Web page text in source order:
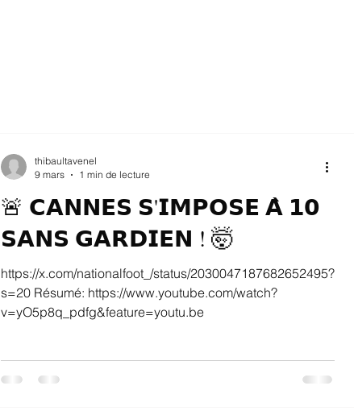
🚨 𝗖𝗔𝗡𝗡𝗘𝗦 𝗦'𝗜𝗠𝗣𝗢𝗦𝗘 𝗔̀ 𝟭𝟬
𝗦𝗔𝗡𝗦 𝗚𝗔𝗥𝗗𝗜𝗘𝗡 ! 🤯
https://x.com/nationalfoot_/status/2030047187682652495?
s=20 Résumé: https://www.youtube.com/watch?
v=yO5p8q_pdfg&feature=youtu.be
thibaultavenel
9 mars
1 min de lecture